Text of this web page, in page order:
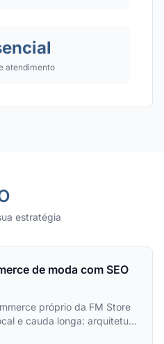
atendimento
estratégia
de moda com SEO
próprio da FM Store
e cauda longa: arquitetura